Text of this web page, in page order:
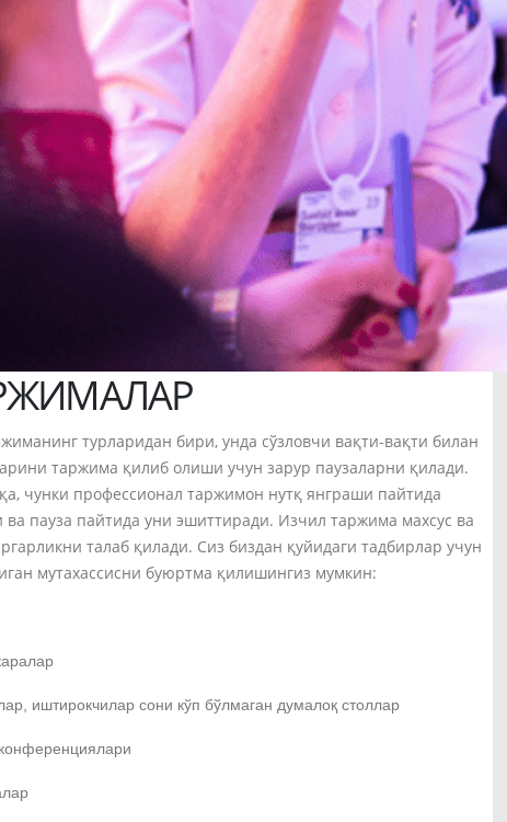
турларидан бири, унда сўзловчи вақти-вақти билан
таржима қилиб олиши учун зарур паузаларни қилади.
чунки профессионал таржимон нутқ янграши пайтида
пауза пайтида уни эшиттиради. Изчил таржима махсус ва
талаб қилади. Сиз биздан қуйидаги тадбирлар учун
мутахассисни буюртма қилишингиз мумкин:
иштирокчилар сони кўп бўлмаган думалоқ столлар